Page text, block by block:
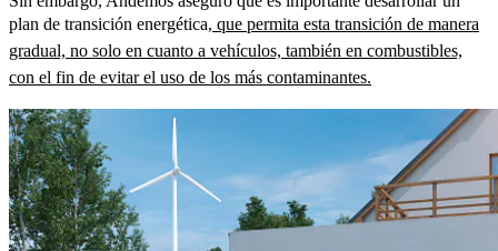
plan de transición energética, que permita esta transición de manera
gradual, no solo en cuanto a vehículos, también en combustibles,
con el fin de evitar el uso de los más contaminantes.